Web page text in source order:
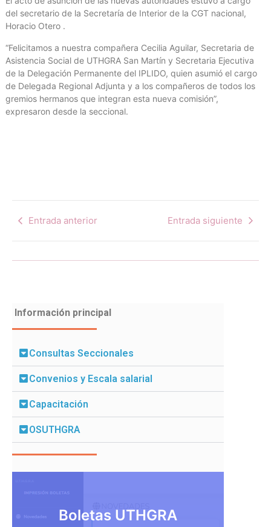
del secretario de la Secretaría de Interior de la CGT nacional,
Horacio Otero .
“Felicitamos a nuestra compañera Cecilia Aguilar, Secretaria de
Asistencia Social de UTHGRA San Martín y Secretaria Ejecutiva
de la Delegación Permanente del IPLIDO, quien asumió el cargo
de Delegada Regional Adjunta y a los compañeros de todos los
gremios hermanos que integran esta nueva comisión”,
expresaron desde la seccional.
Entrada anterior Entrada siguiente
Información principal
Consultas Seccionales
Convenios y Escala salarial
Capacitación
OSUTHGRA
Boletas UTHGRA